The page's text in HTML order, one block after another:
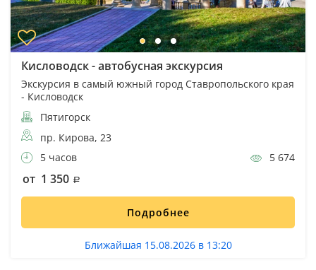
Кисловодск - автобусная экскурсия
Экскурсия в самый южный город Ставропольского края
- Кисловодск
Пятигорск
пр. Кирова, 23
5 часов
5 674
от 1 350
Подробнее
Ближайшая 15.08.2026 в 13:20